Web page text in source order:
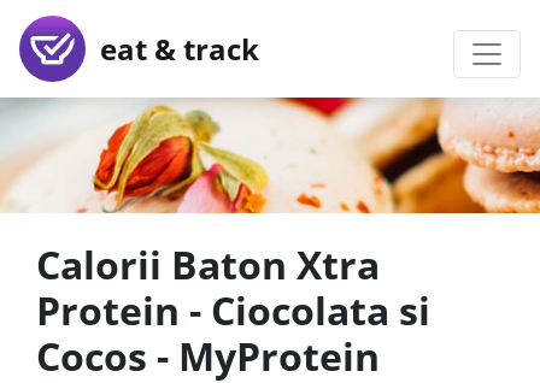
eat & track
Calorii Baton Xtra
Protein - Ciocolata si
Cocos - MyProtein